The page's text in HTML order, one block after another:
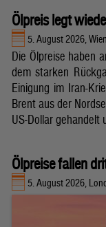
Ölpreis legt
5. August 2026, Wien
Die Ölpreise haben
dem starken
Einigung im Iran-
Brent aus der
US-Dollar gehandelt
Ölpreise fallen
5. August 2026,